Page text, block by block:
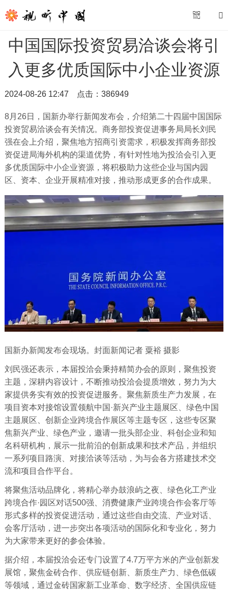
中国国际投资贸易洽谈会将引
入更多优质国际中小企业资源
2024-08-26 12:47 点击： 386949
8月26日，国新办举行新闻发布会，介绍第二十四届中国国际
投资贸易洽谈会有关情况。商务部投资促进事务局局长刘民
强在会上介绍，聚焦地方招商引资需求，积极发挥商务部投
资促进局海外机构的渠道优势，有针对性地为投洽会引入更
多优质国际中小企业资源，将积极助力这些企业与国内园
区、资本、企业开展精准对接，推动形成更多的合作成果。
国新办新闻发布会现场。封面新闻记者 粟裕 摄影
刘民强还表示，本届投洽会秉持精简办会的原则，聚焦投资
主题，深耕内容设计，不断推动投洽会提质增效，努力为大
家提供务实有效的投资促进服务。聚焦新质生产力发展，在
项目资本对接馆设置领航中国·新兴产业主题展区、绿色中国
主题展区、创新企业跨境合作展区等主题专区，这些专区聚
焦新兴产业、绿色产业，邀请一批头部企业、科创企业和知
名科研机构，展示一批前沿的创新成果和技术产品，并组织
一系列项目路演、对接洽谈等活动，为与会各方搭建技术交
流和项目合作平台。
将聚焦活动品牌化，将精心举办鼓浪屿之夜、绿色化工产业
跨境合作·园区对话500强、消费健康产业跨境合作会客厅等
形式多样的投资促进活动，通过这些自由交流、产业对话、
会客厅活动，进一步突出各项活动的国际化和专业化，努力
为大家带来更好的参会体验。
据介绍，本届投洽会还专门设置了4.7万平方米的产业创新发
展馆，聚焦金砖合作、供应链创新、新质生产力、绿色低碳
等领域，通过金砖国家新工业革命、数字经济、全国供应链